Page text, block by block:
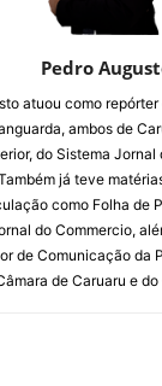
Pedro
atuou como
ambos de
do Sistema Jornal
já teve
como Folha de
do Commercio,
de Comunicação da
de Caruaru e